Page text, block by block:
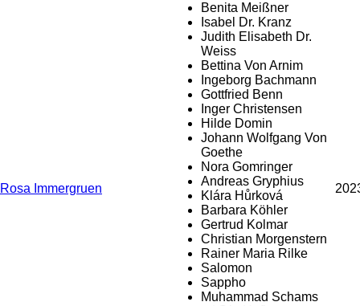
Rosa Immergruen
Benita Meißner
Isabel Dr. Kranz
Judith Elisabeth Dr.
Weiss
Bettina Von Arnim
Ingeborg Bachmann
Gottfried Benn
Inger Christensen
Hilde Domin
Johann Wolfgang Von
Goethe
Nora Gomringer
Andreas Gryphius
Klára Hůrková
Barbara Köhler
Gertrud Kolmar
Christian Morgenstern
Rainer Maria Rilke
Salomon
Sappho
Muhammad Schams